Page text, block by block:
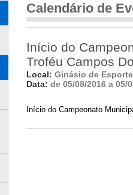
Calendário de
Início do
Troféu Campos
Local: Ginásio de
Data: de 05/08/2016 a 05/
Início do Campeonato